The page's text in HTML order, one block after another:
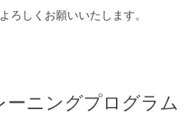
ろしくお願いいたします。
ーニングプログラム